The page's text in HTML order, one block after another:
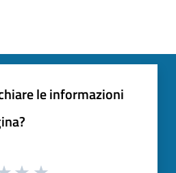
le informazioni